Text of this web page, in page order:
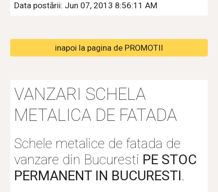
Data postării: Jun 07, 2013 8:56:11 AM
inapoi la pagina de PROMOTII
VANZARI SCHELA
METALICA DE FATADA
Schele metalice de fatada de
vanzare din Bucuresti PE STOC
PERMANENT IN BUCURESTI.